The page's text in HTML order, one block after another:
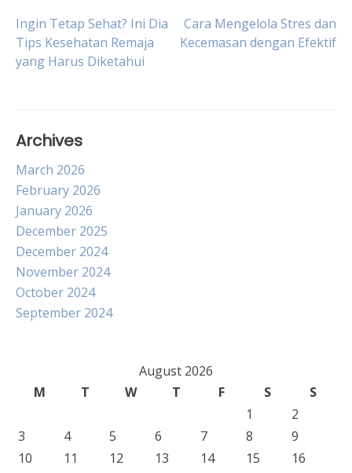
Post
navigation
Ingin Tetap Sehat? Ini Dia
Tips Kesehatan Remaja
yang Harus Diketahui
Cara Mengelola Stres dan
Kecemasan dengan Efektif
Archives
March 2026
February 2026
January 2026
December 2025
December 2024
November 2024
October 2024
September 2024
August 2026
M
T W T F S
S
1
2
3
4 5 6 7 8
9
10
11 12 13 14 15
16